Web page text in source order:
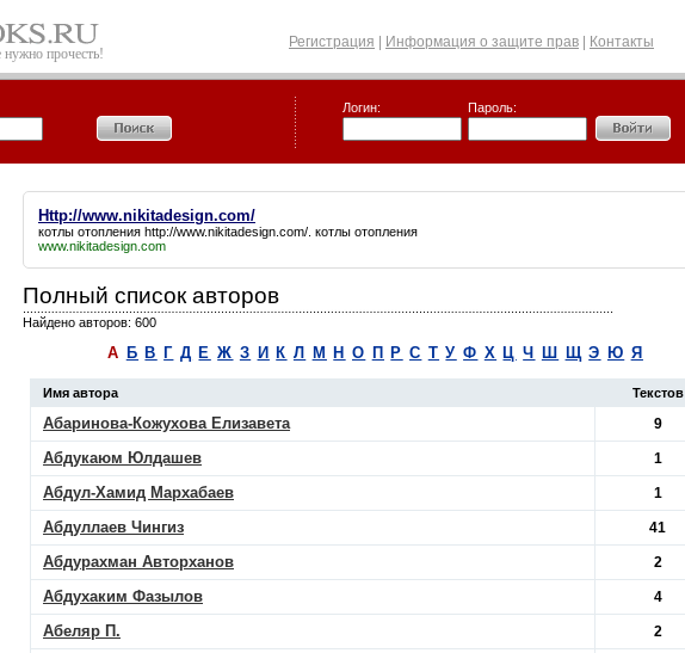
нужно прочесть!
Регистрация Информация о защите прав Контакты
Логин: Пароль:
Http://www.nikitadesign.com/
котлы отопления http://www.nikitadesign.com/ . котлы отопления
www.nikitadesign.com
Полный список авторов
Найдено авторов: 600
А Б В Г Д Е Ж З И К Л М Н О П Р С Т У Ф Х Ц Ч Ш Щ Э Ю Я
Имя автора Текстов
Абаринова-Кожухова Елизавета 9
Абдукаюм Юлдашев 1
Абдул-Хамид Мархабаев 1
Абдуллаев Чингиз 41
Абдурахман Авторханов 2
Абдухаким Фазылов 4
Абеляр П. 2